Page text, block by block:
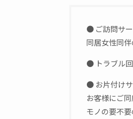
● ご訪問サー
同居女性同伴
● トラブル回
● お片付けサ
お客様にご
モノの要不